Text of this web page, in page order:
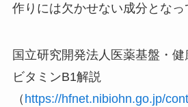
作りには欠かせない成分となっ
国立研究開発法人医薬基盤・健
ビタミンB1解説
（ https://hfnet.nibiohn.go.jp/